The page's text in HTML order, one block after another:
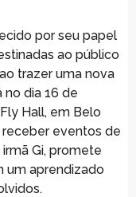
por seu papel
ao público
trazer uma nova
no dia 16 de
Hall, em Belo
eventos de
Gi, promete
um aprendizado